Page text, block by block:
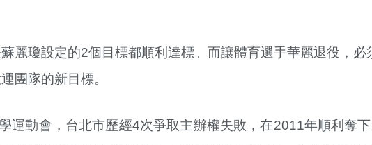
麗瓊設定的2個目標都順利達標。而讓體育選手華麗退役，必
團隊的新目標。
運動會，台北市歷經4次爭取主辦權失敗，在2011年順利奪